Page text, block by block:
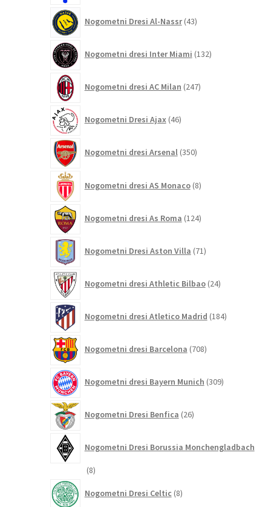
Nogometni Dresi Al-Nassr 43izdelkov
Nogometni dresi Inter Miami 132izdelkov
Nogometni dresi AC Milan 247izdelkov
Nogometni Dresi Ajax 46izdelkov
Nogometni dresi Arsenal 350izdelkov
Nogometni dresi AS Monaco 8izdelkov
Nogometni dresi As Roma 124izdelkov
Nogometni Dresi Aston Villa 71izdelkov
Nogometni dresi Athletic Bilbao 24izdelkov
Nogometni dresi Atletico Madrid 184izdelkov
Nogometni dresi Barcelona 708izdelkov
Nogometni dresi Bayern Munich 309izdelkov
Nogometni Dresi Benfica 26izdelkov
Nogometni Dresi Borussia Monchengladbach
88
Nogometni Dresi Celtic 8izdelkov